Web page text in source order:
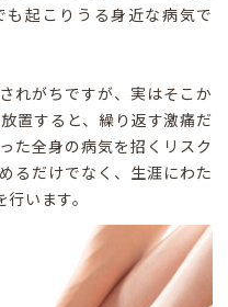
起こりうる身近な病気で
れがちですが、実はそこか
置すると、繰り返す激痛だ
た全身の病気を招くリスク
るだけでなく、生涯にわた
います。